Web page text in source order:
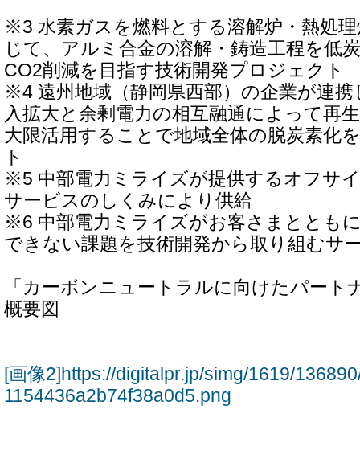
※3 水素ガスを燃料とする溶解炉・熱処
じて、アルミ合金の溶解・鋳造工程を低
CO2削減を目指す技術開発プロジェクト
※4 遠州地域（静岡県西部）の企業が連携
入拡大と余剰電力の相互融通によって再
大限活用することで地域全体の脱炭素化
ト
※5 中部電力ミライズが提供するオフサ
サービスのしくみにより供給
※6 中部電力ミライズがお客さまととも
できない課題を技術開発から取り組むサ
「カーボンニュートラルに向けたパート
概要図
[画像2]https://digitalpr.jp/simg/1619/
1154436a2b74f38a0d5.png